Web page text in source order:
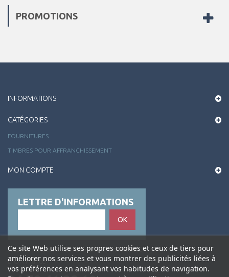
PROMOTIONS
INFORMATIONS
CATÉGORIES
FOURNITURES
TIMBRES POUR AFFRANCHISSEMENT
MON COMPTE
LETTRE D'INFORMATIONS
OK
Alliance Philatélie , 50 rue de la Charité 69002
LYON France
Ce site Web utilise ses propres cookies et ceux de tiers pour
améliorer nos services et vous montrer des publicités liées à
vos préférences en analysant vos habitudes de navigation.